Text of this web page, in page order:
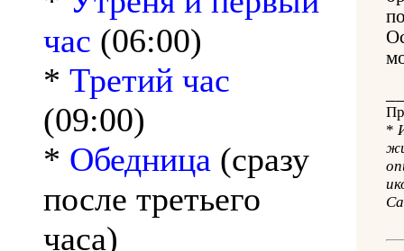
час (06:00)
* Третий час
(09:00)
* Обедница (сразу
после третьего
часа)
*